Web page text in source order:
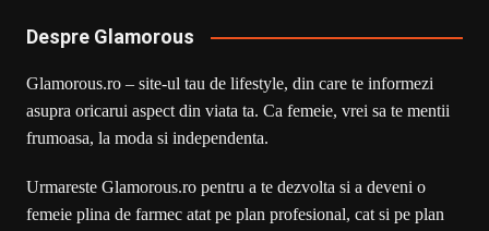
Despre Glamorous
Glamorous.ro – site-ul tau de lifestyle, din care te informezi
asupra oricarui aspect din viata ta. Ca femeie, vrei sa te mentii
frumoasa, la moda si independenta.
Urmareste Glamorous.ro pentru a te dezvolta si a deveni o
femeie plina de farmec atat pe plan profesional, cat si pe plan